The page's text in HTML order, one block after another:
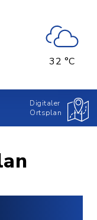
32 °C
Digitaler
Ortsplan